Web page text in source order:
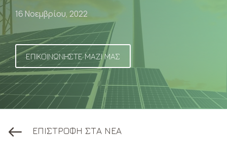
16 Νοεμβρίου, 2022
ΕΠΙΚΟΙΝΩΝΗΣΤΕ ΜΑΖΙ ΜΑΣ
ΕΠΙΣΤΡΟΦΗ ΣΤΑ ΝΕΑ